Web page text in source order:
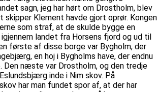
sagn, jeg har hørt om Drostholm, blev
Klement havde gjort oprør. Kongen
som straf, at de skulde bygge en
landet fra Horsens fjord og ud til
første af disse borge var Bygholm, der
en hoj i Bygholms have, der endnu
Den næste var Drostholm, og den tredje
inde i Nim skov. På
har man fundet spor af, at der har